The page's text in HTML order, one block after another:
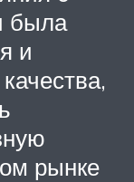
была
и
рынке